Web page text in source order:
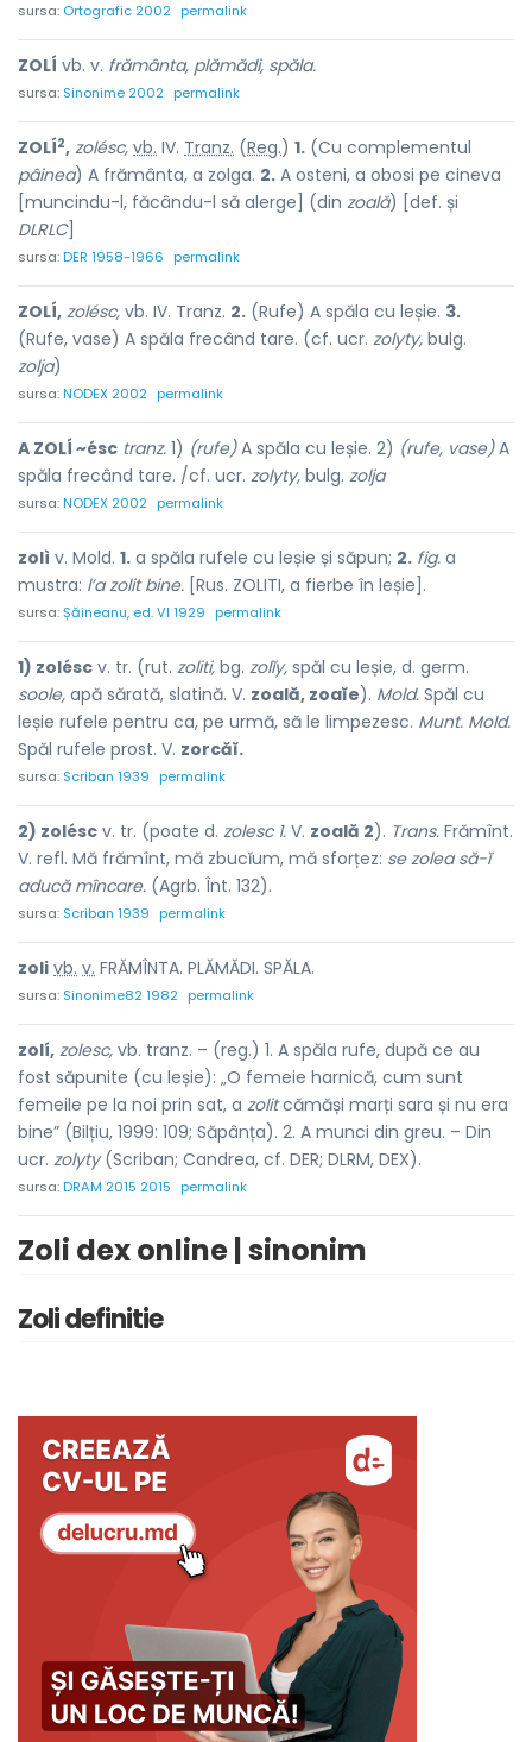
sursa: Ortografic 2002 permalink
ZOLÍ vb. v. frământa, plămădi, spăla.
sursa: Sinonime 2002 permalink
ZOLÍ2, zolésc, vb. IV. Tranz. (Reg.) 1. (Cu complementul
pâinea) A frământa, a zolga. 2. A osteni, a obosi pe cineva
[muncindu-l, făcându-l să alerge] (din zoală) [def. și
DLRLC]
sursa:DER 1958-1966 permalink
ZOLÍ, zolésc, vb. IV. Tranz. 2. (Rufe) A spăla cu leșie. 3.
(Rufe, vase) A spăla frecând tare. (cf. ucr. zolyty, bulg.
zolja)
sursa:NODEX 2002 permalink
A ZOLÍ ~ésc tranz. 1) (rufe)A spăla cu leșie. 2) (rufe, vase)A
spăla frecând tare. /cf. ucr. zolyty, bulg. zolja
sursa:NODEX 2002 permalink
zolì v. Mold. 1. a spăla rufele cu leșie și săpun; 2. fig. a
mustra: l’a zolit bine. [Rus. ZOLITI, a fierbe în leșie].
sursa:Șăineanu, ed. VI 1929 permalink
1) zolésc v. tr. (rut. zoliti, bg. zolĭy, spăl cu leșie, d. germ.
soole, apă sărată, slatină. V. zoală, zoaĭe). Mold. Spăl cu
leșie rufele pentru ca, pe urmă, să le limpezesc. Munt. Mold.
Spăl rufele prost. V. zorcăĭ.
sursa: Scriban 1939 permalink
2) zolésc v. tr. (poate d. zolesc 1. V. zoală 2). Trans. Frămînt.
V. refl. Mă frămînt, mă zbucĭum, mă sforțez: se zolea să-ĭ
aducă mîncare. (Agrb. Înt. 132).
sursa: Scriban 1939 permalink
zoli vb. v. FRĂMÎNTA. PLĂMĂDI. SPĂLA.
sursa: Sinonime82 1982 permalink
zolí, zolesc, vb. tranz. – (reg.) 1. A spăla rufe, după ce au
fost săpunite (cu leșie): „O femeie harnică, cum sunt
femeile pe la noi prin sat, a zolitcămăși marți sara și nu era
bine” (Bilțiu, 1999: 109; Săpânța). 2. A munci din greu. – Din
ucr. zolyty(Scriban; Candrea, cf. DER; DLRM, DEX).
sursa:DRAM 2015 2015 permalink
Zoli dex online | sinonim
Zoli definitie